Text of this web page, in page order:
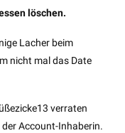
löschen.
Lacher beim
nicht mal das Date
verraten
Account-Inhaberin.